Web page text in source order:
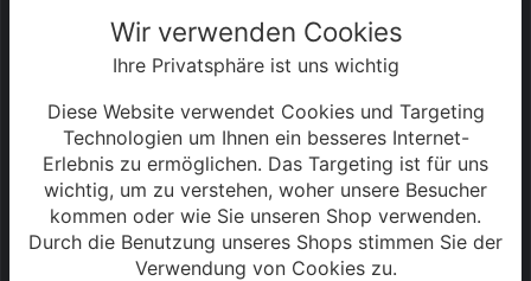
Zahlung & Versand
0% Finanzierung
Hinweise zur Batterieentsorgung
Rahmenrechner
Unternehmen
Wir verwenden Cookies
Ihre Privatsphäre ist uns wichtig
Diese Website verwendet Cookies und Targeting
Technologien um Ihnen ein besseres Internet-
Erlebnis zu ermöglichen. Das Targeting ist für uns
wichtig, um zu verstehen, woher unsere Besucher
kommen oder wie Sie unseren Shop verwenden.
Durch die Benutzung unseres Shops stimmen Sie der
Verwendung von Cookies zu.